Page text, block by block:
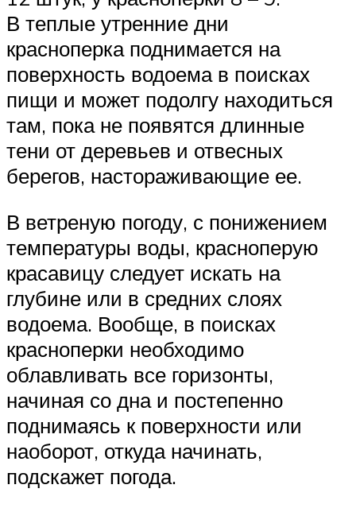
В теплые утренние дни
красноперка поднимается на
поверхность водоема в поисках
пищи и может подолгу находиться
там, пока не появятся длинные
тени от деревьев и отвесных
берегов, настораживающие ее.
В ветреную погоду, с понижением
температуры воды, красноперую
красавицу следует искать на
глубине или в средних слоях
водоема. Вообще, в поисках
красноперки необходимо
облавливать все горизонты,
начиная со дна и постепенно
поднимаясь к поверхности или
наоборот, откуда начинать,
подскажет погода.